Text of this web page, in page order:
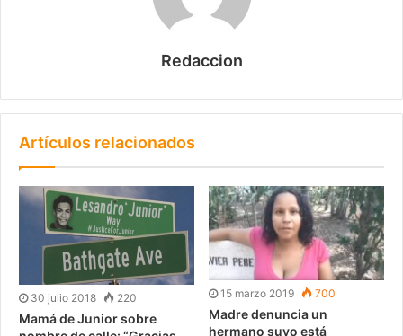
Redaccion
Artículos relacionados
30 julio 2018 220
Mamá de Junior sobre
15 marzo 2019 700
Madre denuncia un
hermano suyo está